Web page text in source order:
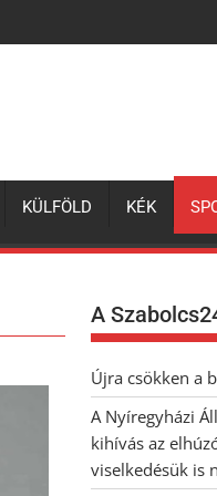
egy nála is fiatalabb
KÜLFÖLD KÉK
A
Újra csökken a
A Nyíregyházi
kihívás az
viselkedésük is